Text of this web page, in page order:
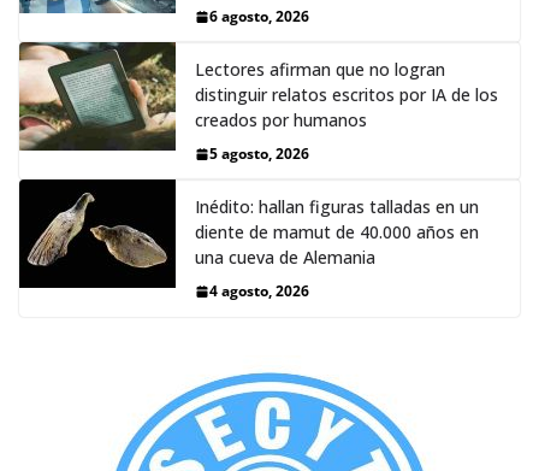
6 agosto, 2026
Lectores afirman que no logran
distinguir relatos escritos por IA de los
creados por humanos
5 agosto, 2026
Inédito: hallan figuras talladas en un
diente de mamut de 40.000 años en
una cueva de Alemania
4 agosto, 2026